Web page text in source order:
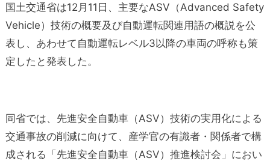
国土交通省は12月11日、主要なASV（Advanced Safety
Vehicle）技術の概要及び自動運転関連用語の概説を公
表し、あわせて自動運転レベル3以降の車両の呼称も策
定したと発表した。
同省では、先進安全自動車（ASV）技術の実用化による
交通事故の削減に向けて、産学官の有識者・関係者で構
成される「先進安全自動車（ASV）推進検討会」におい